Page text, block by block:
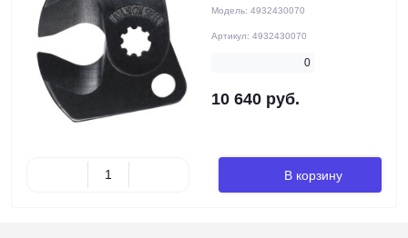
Модель: 4932430070
Артикул: 4932430070
0
10 640 руб.
В корзину